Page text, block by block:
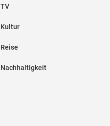
TV
Kultur
Reise
Nachhaltigkeit